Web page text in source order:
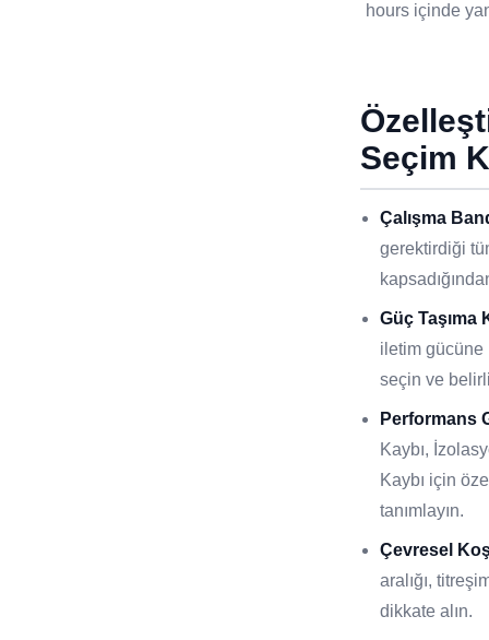
hours içinde
Seçim
Çalışma
gerektirdiği
Güç Taşıma
iletim gücüne
seçin ve
Performans
Kaybı,
Kaybı için
tanımlayın.
Çevresel
aralığı,
dikkate alın.